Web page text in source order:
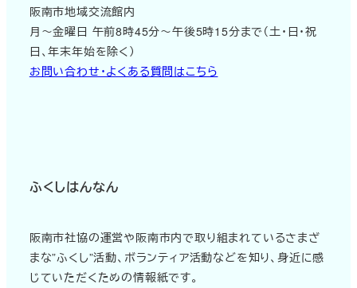
阪南市地域交流館内
月～金曜日 午前8時45分～午後5時15分まで（土・日・祝
日、年末年始を除く）
お問い合わせ・よくある質問はこちら
ふくしはんなん
阪南市社協の運営や阪南市内で取り組まれているさまざ
まな”ふくし”活動、ボランティア活動などを知り、身近に感
じていただくための情報紙です。